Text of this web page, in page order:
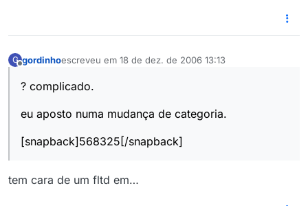
G gordinhoescreveu em 18 de dez. de 2006 13:13
última edição por
? complicado.
eu aposto numa mudança de categoria.
[snapback]568325[/snapback]
tem cara de um fltd em…